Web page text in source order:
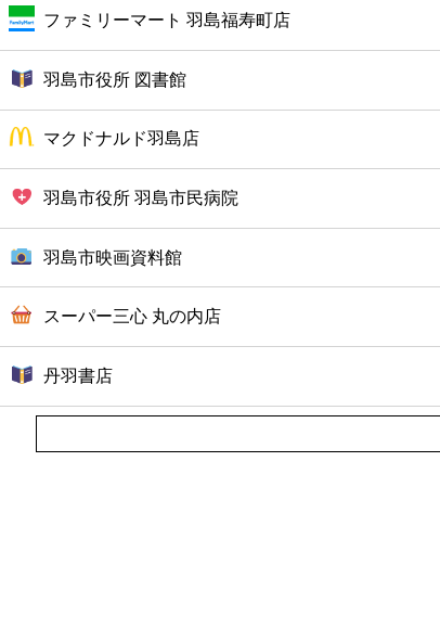
書店
ファミレス
ファーストフード
カフェ
ショッピング
銀行
公共
ファミリーマート 羽島福寿町店
羽島市役所 図書館
マクドナルド羽島店
羽島市役所 羽島市民病院
羽島市映画資料館
スーパー三心 丸の内店
丹羽書店